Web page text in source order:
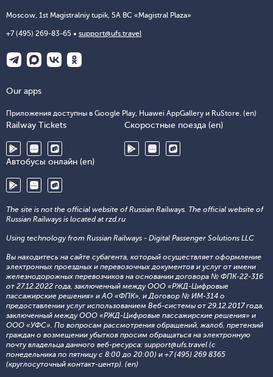
Moscow, 1st Magistralniy tupik, 5A BC «Magistral Plaza»
+7 (495) 269-83-65 support@ufs.travel
Our apps
Приложения доступны в Google Play, Huawei AppGallery и RuStore. (en)
Railway Tickets Скоростные поезда (en)
Автобусы онлайн (en)
The site is not the official website of Russian Railways. The official website of
Russian Railways is located at rzd.ru
Using technology from Russian Railways - Digital Passenger Solutions LLC
Вы находитесь на сайте субагента, который осуществляет оформление
электронных проездных и перевозочных документов и услуг от имени
железнодорожных перевозчиков на основании договора № ФПК-22-316
от 27.12.2022 года, заключенный между ООО «РЖД-Цифровые
пассажирские решения» и АО «ФПК», и Договор № ИМ-314 о
предоставлении услуг использованием Веб-системы от 29.12.2017 года,
заключенный между ООО «РЖД-Цифровые пассажирские решения» и
ООО «УФС». По вопросам рассмотрения обращений, жалоб, претензий
граждан о возмещении убытков просим обращаться на электронную
почту владельца данного веб-ресурса: support@ufs.travel (с
понедельника по пятницу с 8:00 до 20:00) и +7 (495) 269 8365
(круглосуточный контакт-центр). (en)